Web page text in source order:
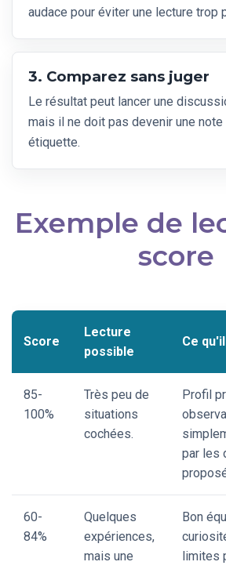
audace pour éviter une lecture trop
3. Comparez sans juger
Le résultat peut lancer une
mais il ne doit pas devenir une note
étiquette.
Exemple de
score
Score
Lecture
possible
Ce
85-
100%
Très peu de
situations
cochées.
Profil
par les
60-
84%
Quelques
expériences,
mais une
Bon
limites